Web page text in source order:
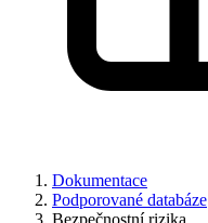
Dokumentace
Podporované databáze
Bezpečnostní rizika